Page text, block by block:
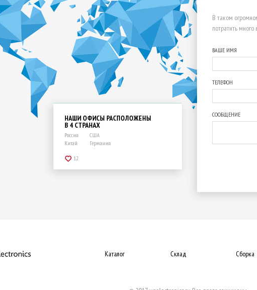
НАШИ ОФИСЫ РАСПОЛОЖЕНЫ
В 4 СТРАНАХ
Россия
Китай
США
Германия
12
В таком
потратить
ВАШЕ ИМЯ
ТЕЛЕФОН
СООБЩЕНИЕ
Каталог Склад Сборка